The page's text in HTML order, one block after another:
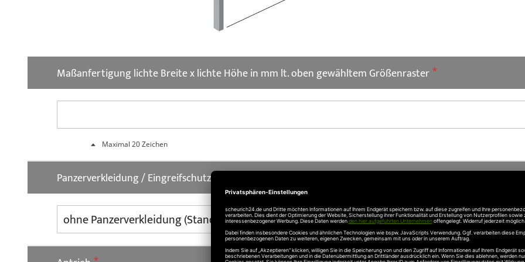
Maßanfertigung lichte Breite x lichte Höhe in mm lt. oben gewähltem Größenraster
Maximal 20 Zeichen
Panzerverkleidung / Eingreifschutz Pflicht für Rolltore + Rollgitter < 2.500 mm Torhöhe bei